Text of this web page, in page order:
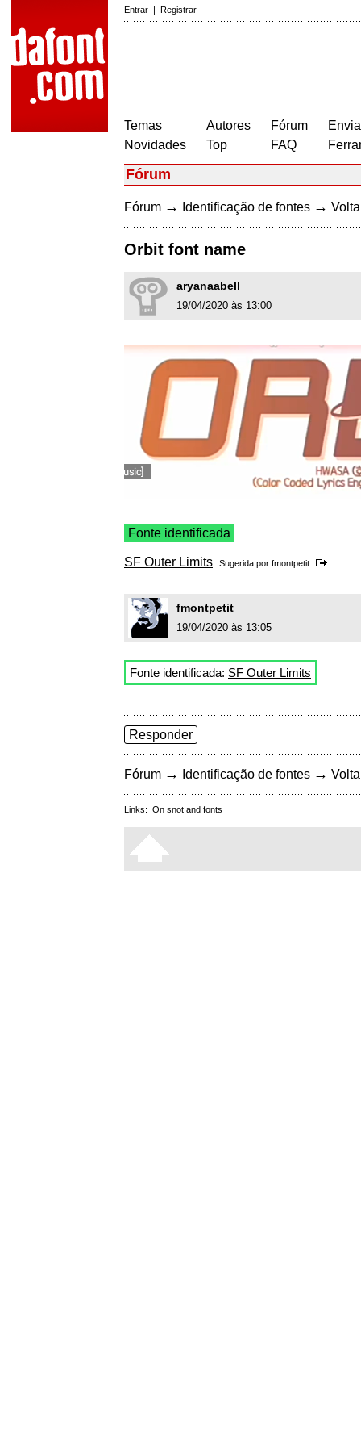
Entrar | Registrar
Temas
Novidades
Autores
Top
Fórum
FAQ
Fórum
Fórum → Identificação de fontes →
Orbit font name
aryanaabell
19/04/2020 às 13:00
Fonte identificada
SF Outer Limits Sugerida por fmontpetit
fmontpetit
19/04/2020 às 13:05
Fonte identificada: SF Outer Limits
Responder
Fórum → Identificação de fontes →
Links: On snot and fonts